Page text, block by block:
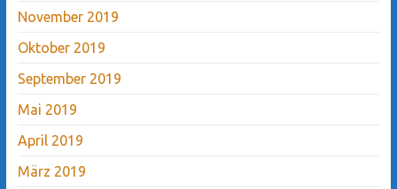
November 2019
Oktober 2019
September 2019
Mai 2019
April 2019
März 2019